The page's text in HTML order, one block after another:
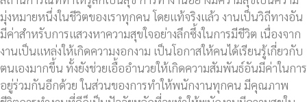
มุ่งหมายหนึ่งในชีวิตของเราทุกคน โดยแท้จริงแล้ว งานเป็นวิถีทางอัน
มีค่าสำหรับการแสวงหาความสุขใจอย่างลึกซึ้งในการมีชีวิต เนื่องจาก
งานเป็นแหล่งให้เกิดความงอกงาม เป็นโอกาสให้คนได้เรียนรู้เกี่ยวกับ
ตนเองมากขึ้น ทั้งยังช่วยเอื้ออำนวยให้เกิดความสัมพันธ์อันมีค่าในการ
อยู่ร่วมกันอีกด้วย ในส่วนของการทำให้พนักงานทุกคน มีคุณภาพ